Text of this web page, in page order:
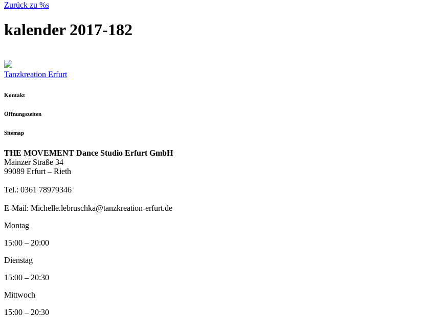
Zurück zu %s
kalender 2017-182
Tanzkreation Erfurt
Kontakt
Öffnungszeiten
Sitemap
THE MOVEMENT Dance Studio Erfurt GmbH
Mainzer Straße 34
99089 Erfurt – Rieth
Tel.: 0361 78979346
E-Mail: Michelle.lebruschka@tanzkreation-erfurt.de
Montag
15:00 – 20:00
Dienstag
15:00 – 20:30
Mittwoch
15:00 – 20:30